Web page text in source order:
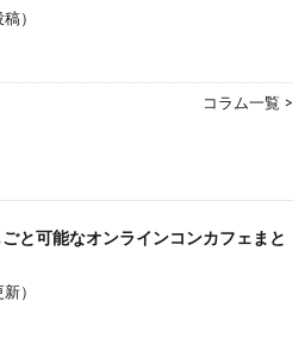
）
コラム一覧 >
と可能なオンラインコンカフェまと
）